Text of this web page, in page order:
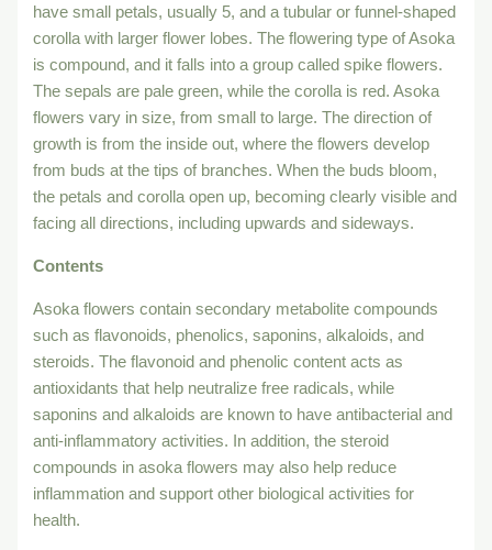
have small petals, usually 5, and a tubular or funnel-shaped
corolla with larger flower lobes. The flowering type of Asoka
is compound, and it falls into a group called spike flowers.
The sepals are pale green, while the corolla is red. Asoka
flowers vary in size, from small to large. The direction of
growth is from the inside out, where the flowers develop
from buds at the tips of branches. When the buds bloom,
the petals and corolla open up, becoming clearly visible and
facing all directions, including upwards and sideways.
Contents
Asoka flowers contain secondary metabolite compounds
such as flavonoids, phenolics, saponins, alkaloids, and
steroids. The flavonoid and phenolic content acts as
antioxidants that help neutralize free radicals, while
saponins and alkaloids are known to have antibacterial and
anti-inflammatory activities. In addition, the steroid
compounds in asoka flowers may also help reduce
inflammation and support other biological activities for
health.